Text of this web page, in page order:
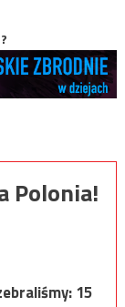
Polonia!
15